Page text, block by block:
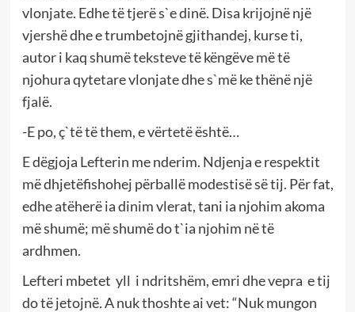
vlonjate. Edhe të tjerë s`e dinë. Disa krijojnë një
vjershë dhe e trumbetojnë gjithandej, kurse ti,
autor i kaq shumë teksteve të këngëve më të
njohura qytetare vlonjate dhe s`më ke thënë një
fjalë.
-E po, ç`të të them, e vërtetë është…
E dëgjoja Lefterin me nderim. Ndjenja e respektit
më dhjetëfishohej përballë modestisë së tij. Për fat,
edhe atëherë ia dinim vlerat, tani ia njohim akoma
më shumë; më shumë do t`ia njohim në të
ardhmen.
Lefteri mbetet yll i ndritshëm, emri dhe vepra e tij
do të jetojnë.A nuk thoshte ai vet: “Nuk mungon